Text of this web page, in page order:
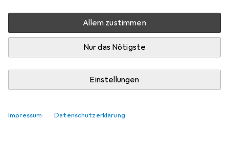
Allem zustimmen
Nur das Nötigste
Einstellungen
Impressum Datenschutzerklärung
Nur 1 Stück an Lager beim Lieferanten
Lieferort angeben für genaue Lieferzeit
In den Warenkorb
Kostenloser Versand ab 30,– i